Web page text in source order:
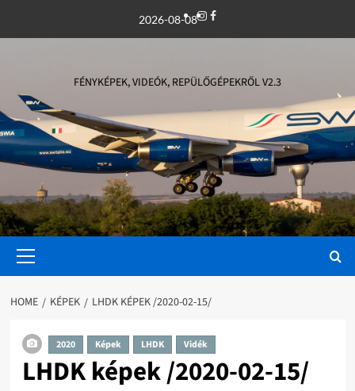
2026-08-08Instagram
Facebook
FÉNYKÉPEK, VIDEÓK, REPÜLŐGÉPEKRŐL V2.3
Menu
HOME KÉPEK LHDK KÉPEK /2020-02-15/
2020 Képek LHDK Vidék
LHDK képek /2020-02-15/